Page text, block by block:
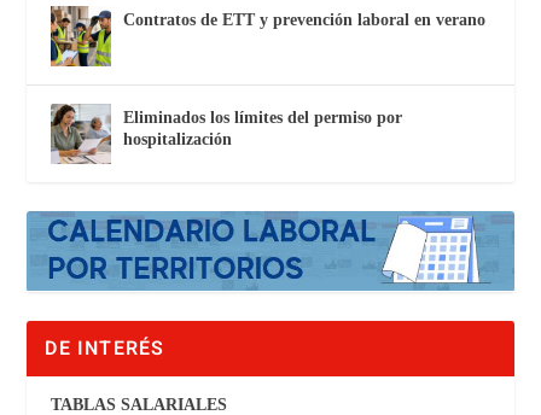
Contratos de ETT y prevención laboral en verano
Eliminados los límites del permiso por
hospitalización
DE INTERÉS
TABLAS SALARIALES